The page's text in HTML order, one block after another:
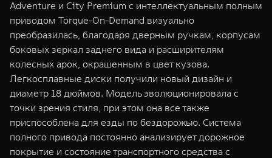
Adventure и City Premium с интеллектуальным полным
приводом Torque-On-Demand визуально
преобразилась, благодаря дверным ручкам, корпусам
боковых зеркал заднего вида и расширителям
колесных арок, окрашенным в цвет кузова.
Легкосплавные диски получили новый дизайн и
диаметр 18 дюймов. Модель эволюционировала с
точки зрения стиля, при этом она все также
приспособлена для езды по бездорожью. Система
полного привода постоянно анализирует дорожное
покрытие и состояние транспортного средства с